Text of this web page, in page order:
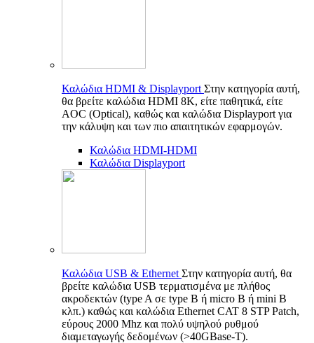
Καλώδια HDMI & Displayport Στην κατηγορία αυτή,
θα βρείτε καλώδια HDMI 8K, είτε παθητικά, είτε
AOC (Optical), καθώς και καλώδια Displayport για
την κάλυψη και των πιο απαιτητικών εφαρμογών.
Καλώδια HDMI-HDMI
Καλώδια Displayport
Καλώδια USB & Ethernet Στην κατηγορία αυτή, θα
βρείτε καλώδια USB τερματισμένα με πλήθος
ακροδεκτών (type A σε type B ή micro B ή mini B
κλπ.) καθώς και καλώδια Ethernet CAT 8 STP Patch,
εύρους 2000 Mhz και πολύ υψηλού ρυθμού
διαμεταγωγής δεδομένων (>40GBase-T).